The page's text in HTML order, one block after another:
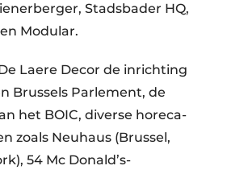
Stadsbader HQ,
Modular.
Laere Decor de inrichting
Brussels Parlement, de
het BOIC, diverse horeca-
zoals Neuhaus (Brussel,
54 Mc Donald’s-